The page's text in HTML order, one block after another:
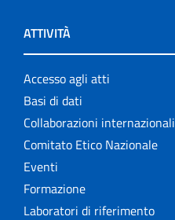
ATTIVITÀ
Accesso agli atti
Basi di dati
Collaborazioni internazionali
Comitato Etico Nazionale
Eventi
Formazione
Laboratori di riferimento